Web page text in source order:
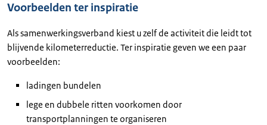
Voorbeelden ter inspiratie
Als samenwerkingsverband kiest u zelf de activiteit die leidt tot
blijvende kilometerreductie. Ter inspiratie geven we een paar
voorbeelden:
ladingen bundelen
lege en dubbele ritten voorkomen door
transportplanningen te organiseren